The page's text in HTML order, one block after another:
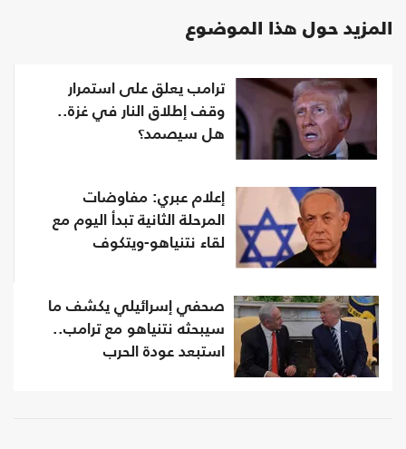
المزيد حول هذا الموضوع
ترامب يعلق على استمرار
وقف إطلاق النار في غزة..
هل سيصمد؟
إعلام عبري: مفاوضات
المرحلة الثانية تبدأ اليوم مع
لقاء نتنياهو-ويتكوف
صحفي إسرائيلي يكشف ما
سيبحثه نتنياهو مع ترامب..
استبعد عودة الحرب